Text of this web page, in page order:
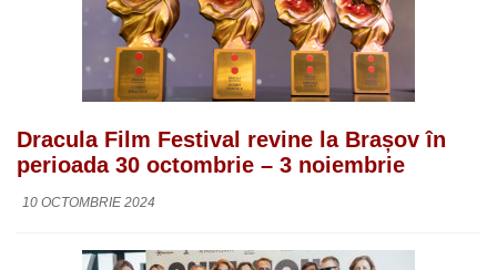
Dracula Film Festival revine la Brașov în
perioada 30 octombrie – 3 noiembrie
10 OCTOMBRIE 2024